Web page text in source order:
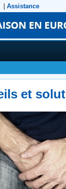
Assistance
et